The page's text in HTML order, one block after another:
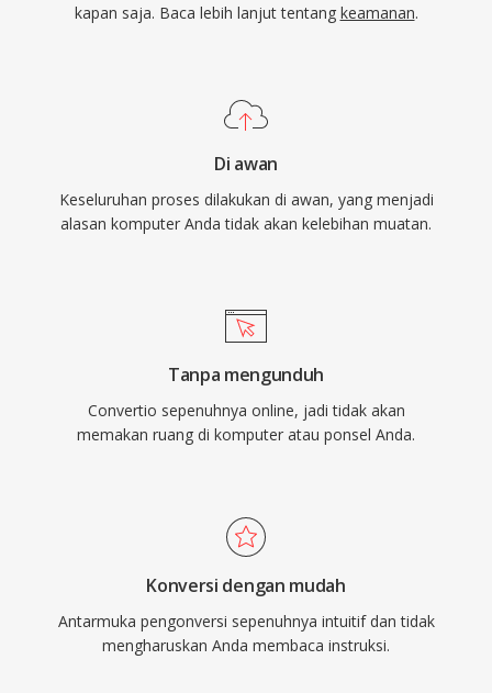
kapan saja. Baca lebih lanjut tentang keamanan.
Di awan
Keseluruhan proses dilakukan di awan, yang menjadi
alasan komputer Anda tidak akan kelebihan muatan.
Tanpa mengunduh
Convertio sepenuhnya online, jadi tidak akan
memakan ruang di komputer atau ponsel Anda.
Konversi dengan mudah
Antarmuka pengonversi sepenuhnya intuitif dan tidak
mengharuskan Anda membaca instruksi.